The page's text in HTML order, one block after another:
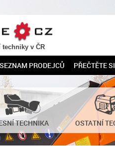
techniky v ČR
SEZNAM PRODEJCŮ PŘEČTĚTE SI
TECHNIKA OSTATNÍ